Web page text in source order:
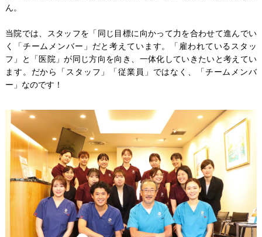
ん。
当院では、スタッフを「同じ目標に向かって力を合わせて進んでい
く「チームメンバー」だと考えています。「雇われているスタッ
フ」と「医院」が同じ方向を向き、一体化していきたいと考えてい
ます。だから「スタッフ」「従業員」ではなく、「チームメンバ
ー」なのです！